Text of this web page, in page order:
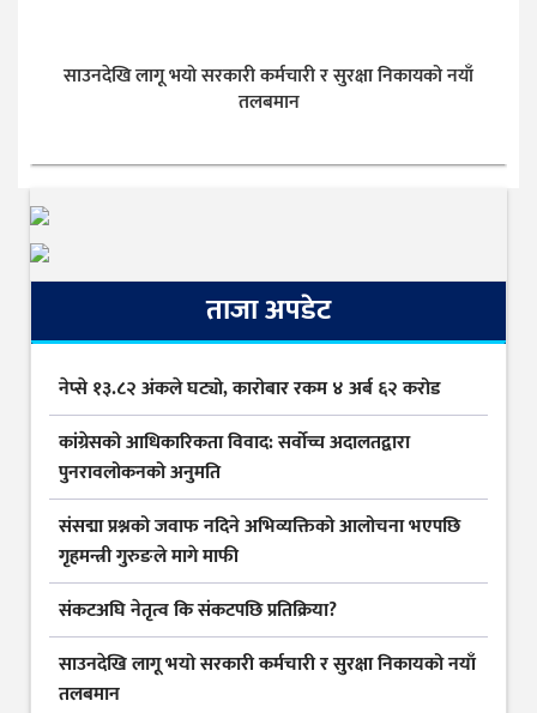
साउनदेखि लागू भयो सरकारी कर्मचारी र सुरक्षा निकायको नयाँ
तलबमान
ताजा अपडेट
नेप्से १३.८२ अंकले घट्यो, कारोबार रकम ४ अर्ब ६२ करोड
कांग्रेसको आधिकारिकता विवाद: सर्वोच्च अदालतद्वारा
पुनरावलोकनको अनुमति
संसद्मा प्रश्नको जवाफ नदिने अभिव्यक्तिको आलोचना भएपछि
गृहमन्त्री गुरुङले मागे माफी
संकटअघि नेतृत्व कि संकटपछि प्रतिक्रिया?
साउनदेखि लागू भयो सरकारी कर्मचारी र सुरक्षा निकायको नयाँ
तलबमान